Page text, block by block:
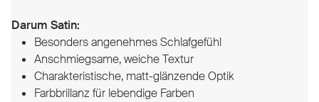
Darum Satin:
Besonders angenehmes Schlafgefühl
Anschmiegsame, weiche Textur
Charakteristische, matt-glänzende Optik
Farbbrillanz für lebendige Farben